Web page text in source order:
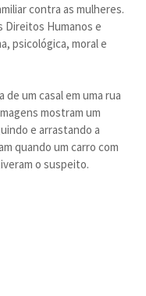
contra as mulheres.
Direitos Humanos e
psicológica, moral e
de um casal em uma rua
mostram um
e arrastando a
quando um carro com
o suspeito.